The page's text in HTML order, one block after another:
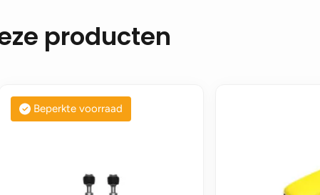
producten
Beperkte voorraad